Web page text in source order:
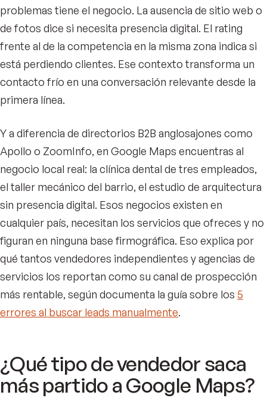
problemas tiene el negocio. La ausencia de sitio web o
de fotos dice si necesita presencia digital. El rating
frente al de la competencia en la misma zona indica si
está perdiendo clientes. Ese contexto transforma un
contacto frío en una conversación relevante desde la
primera línea.
Y a diferencia de directorios B2B anglosajones como
Apollo o ZoomInfo, en Google Maps encuentras al
negocio local real: la clínica dental de tres empleados,
el taller mecánico del barrio, el estudio de arquitectura
sin presencia digital. Esos negocios existen en
cualquier país, necesitan los servicios que ofreces y no
figuran en ninguna base firmográfica. Eso explica por
qué tantos vendedores independientes y agencias de
servicios los reportan como su canal de prospección
más rentable, según documenta la guía sobre los 5
errores al buscar leads manualmente.
¿Qué tipo de vendedor saca
más partido a Google Maps?